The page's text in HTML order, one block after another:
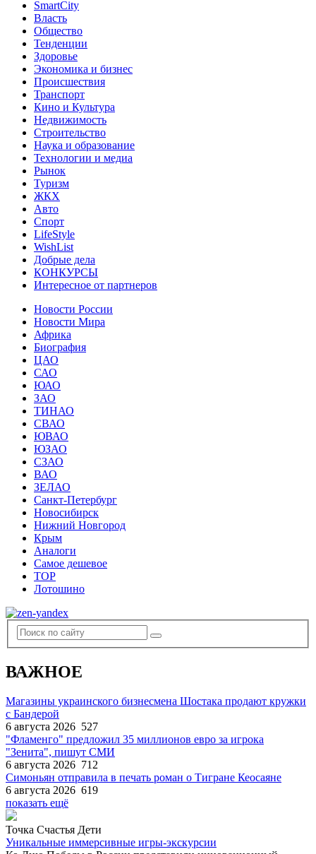
SmartCity
Власть
Общество
Тенденции
Здоровье
Экономика и бизнес
Происшествия
Транспорт
Кино и Культура
Недвижимость
Строительство
Наука и образование
Технологии и медиа
Рынок
Туризм
ЖКХ
Авто
Спорт
LifeStyle
WishList
Добрые дела
КОНКУРСЫ
Интересное от партнеров
Новости России
Новости Мира
Африка
Биография
ЦАО
САО
ЮАО
ЗАО
ТИНАО
СВАО
ЮВАО
ЮЗАО
СЗАО
ВАО
ЗЕЛАО
Санкт-Петербург
Новосибирск
Нижний Новгород
Крым
Аналоги
Самое дешевое
TOP
Лотошино
ВАЖНОЕ
Магазины украинского бизнесмена Шостака продают кружки
с Бандерой
6 августа 2026 527
"Фламенго" предложил 35 миллионов евро за игрока
"Зенита", пишут СМИ
6 августа 2026 712
Симоньян отправила в печать роман о Тигране Кеосаяне
6 августа 2026 619
показать ещё
Точка Счастья Дети
Уникальные иммерсивные игры-экскурсии